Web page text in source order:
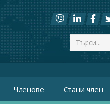
Членове Стани член